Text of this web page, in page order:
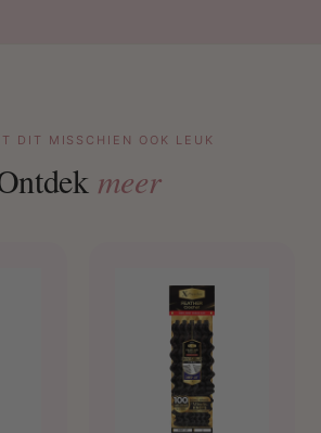
DIT MISSCHIEN OOK LEUK
meer